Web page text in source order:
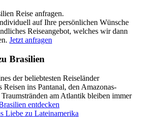
Reise anfragen.
auf Ihre persönlichen Wünsche
Reiseangebot, welches wir dann
Jetzt anfragen
Brasilien
der beliebtesten Reiseländer
Reisen ins Pantanal, den Amazonas-
am Atlantik bleiben immer
entdecken